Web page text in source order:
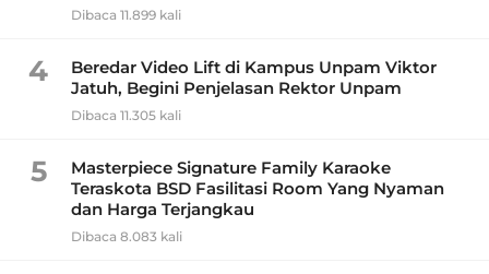
Dibaca 11.899 kali
4
Beredar Video Lift di Kampus Unpam Viktor
Jatuh, Begini Penjelasan Rektor Unpam
Dibaca 11.305 kali
5
Masterpiece Signature Family Karaoke
Teraskota BSD Fasilitasi Room Yang Nyaman
dan Harga Terjangkau
Dibaca 8.083 kali